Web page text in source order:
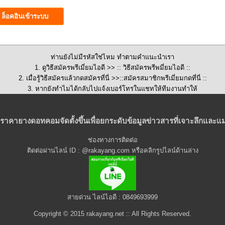
ท่านยังไม่มีรหัสใช่ไหม ทำตามคำแนะนำเรา
1. ดูวิธีสมัครพรีเมี่ยมไอดี >> :: วิธีสมัครพรีพมี่ยมไอดี ::
2. เมื่อรู้วิธีสมัครแล้วกดสมัครที่นี่ >>::สมัครสมาชิกพรีเมี่ยมกดที่นี่ ::
3. หากยังทำไมได้กลับไปแจ้งเบอร์โทรในแชทให้ทีมงานทำให้
ราคายางดอทคอมจัดตั้งขึ้นเพื่อยกระดับข้อมูลข่าวสารที่เจาะลึกและ
ช่องทางการติดต่อ
ติดต่อผ่านไลน์ ID : @rakayang.com หรือคลิกรูปไลน์ด้านล่าง
สายด่วน ไลน์ไอดี : 0849693999
Copyright © 2015 rakayang.net :: All Rights Reserved.